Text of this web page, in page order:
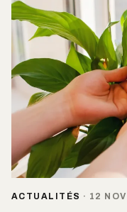
ACTUALITÉS · 12 NOV